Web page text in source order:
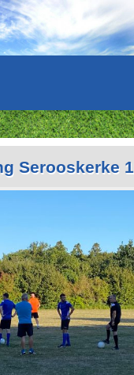
Serooskerke 1